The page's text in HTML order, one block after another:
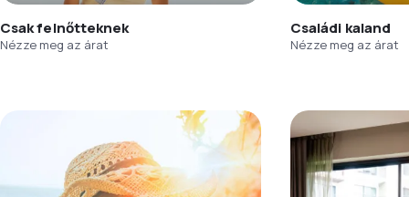
Csak felnőtteknek
Nézze meg az árat
Családi kaland
Nézze meg az árat